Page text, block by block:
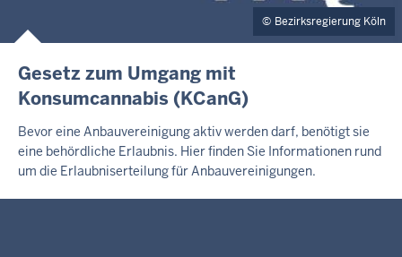
Bezirksregierung Köln
Gesetz zum Umgang mit
Konsumcannabis (KCanG)
Bevor eine Anbauvereinigung aktiv werden darf, benötigt sie
eine behördliche Erlaubnis. Hier finden Sie Informationen rund
um die Erlaubniserteilung für Anbauvereinigungen.